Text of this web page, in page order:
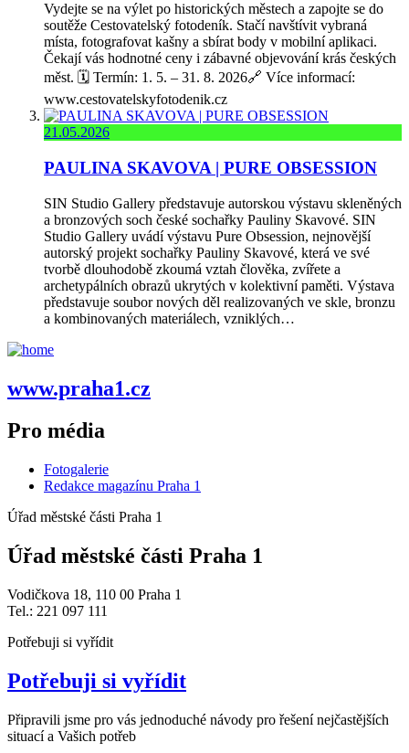
Vydejte se na výlet po historických městech a zapojte se do
soutěže Cestovatelský fotodeník. Stačí navštívit vybraná
místa, fotografovat kašny a sbírat body v mobilní aplikaci.
Čekají vás hodnotné ceny i zábavné objevování krás českých
měst. 🗓️ Termín: 1. 5. – 31. 8. 2026🔗 Více informací:
www.cestovatelskyfotodenik.cz
21.05.2026
PAULINA SKAVOVA | PURE OBSESSION
SIN Studio Gallery představuje autorskou výstavu skleněných
a bronzových soch české sochařky Pauliny Skavové. SIN
Studio Gallery uvádí výstavu Pure Obsession, nejnovější
autorský projekt sochařky Pauliny Skavové, která ve své
tvorbě dlouhodobě zkoumá vztah člověka, zvířete a
archetypálních obrazů ukrytých v kolektivní paměti. Výstava
představuje soubor nových děl realizovaných ve skle, bronzu
a kombinovaných materiálech, vzniklých…
www.praha1.cz
Pro média
Fotogalerie
Redakce magazínu Praha 1
Úřad městské části Praha 1
Úřad městské části Praha 1
Vodičkova 18, 110 00 Praha 1
Tel.: 221 097 111
Potřebuji si vyřídit
Potřebuji si vyřídit
Připravili jsme pro vás jednoduché návody pro řešení nejčastějších
situací a Vašich potřeb